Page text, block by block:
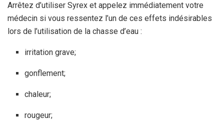
Arrêtez d’utiliser Syrex et appelez immédiatement votre
médecin si vous ressentez l’un de ces effets indésirables
lors de l’utilisation de la chasse d’eau :
irritation grave;
gonflement;
chaleur;
rougeur;